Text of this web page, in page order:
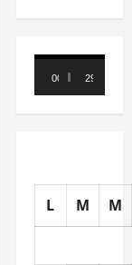
Lecteur
vidéo
00:00 29:21
L M M